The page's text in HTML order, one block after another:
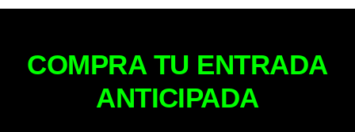
COMPRA TU ENTRADA
ANTICIPADA